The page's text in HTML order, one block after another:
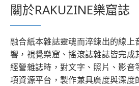
關於RAKUZINE樂窟誌
融合紙本雜誌靈魂而淬鍊出的線上
響，視覺樂窟、搖滾誌雜誌皆完成
經營雜誌時，對文字、照片、影音
項資源平台，製作兼具廣度與深度